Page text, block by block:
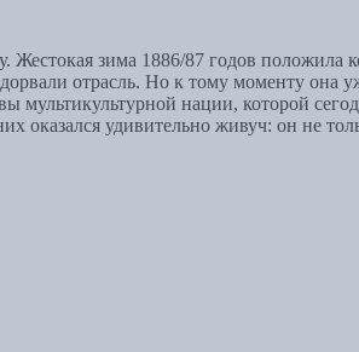
Жестокая зима 1886/87 годов
отрасль. Но к тому моменту
мультикультурной нации, которой
оказался удивительно живуч: он не